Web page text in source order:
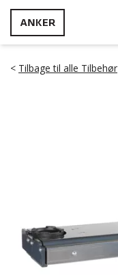
< Tilbage til alle Tilbehør